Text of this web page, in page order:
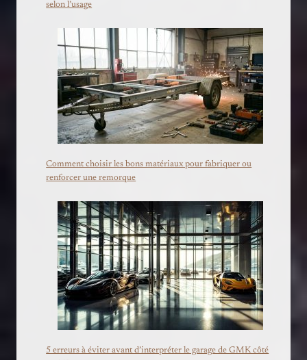
selon l’usage
Comment choisir les bons matériaux pour fabriquer ou
renforcer une remorque
5 erreurs à éviter avant d’interpréter le garage de GMK côté